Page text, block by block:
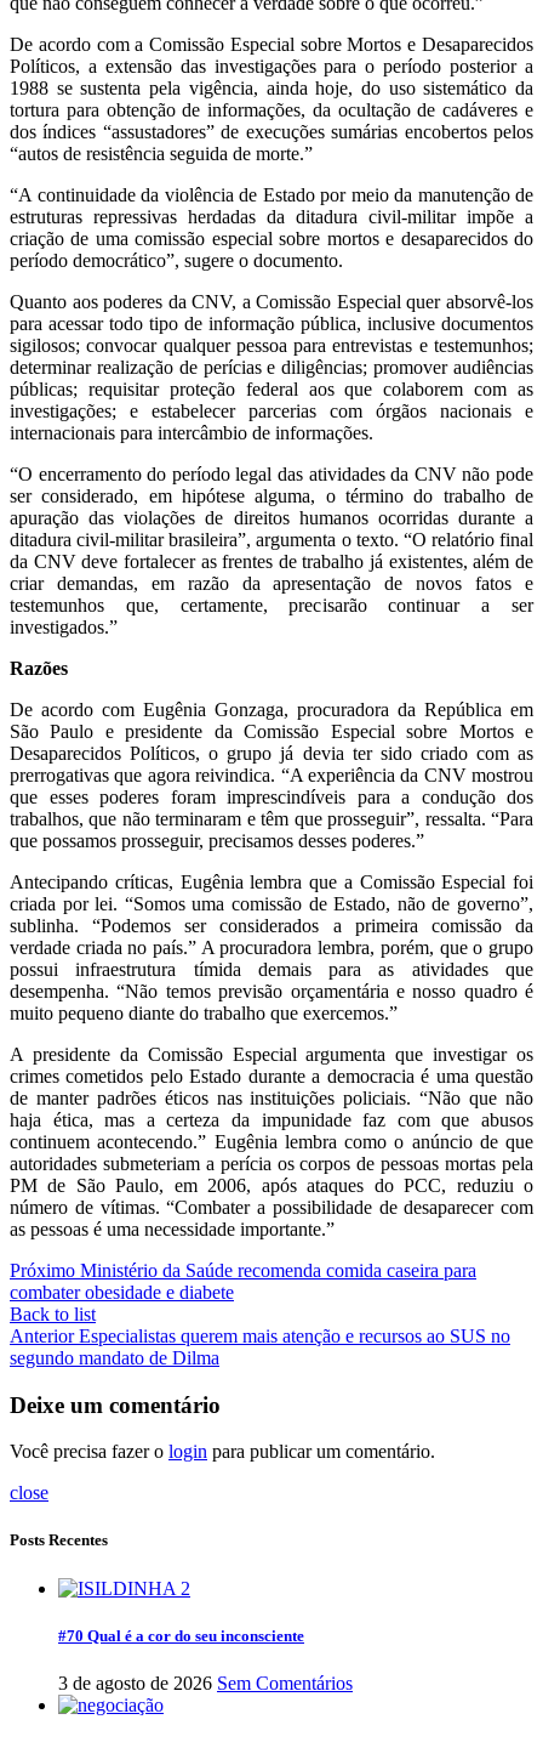
De acordo com a Comissão Especial sobre Mortos e Desaparecidos
Políticos, a extensão das investigações para o período posterior a
1988 se sustenta pela vigência, ainda hoje, do uso sistemático da
tortura para obtenção de informações, da ocultação de cadáveres e
dos índices “assustadores” de execuções sumárias encobertos pelos
“autos de resistência seguida de morte.”
“A continuidade da violência de Estado por meio da manutenção de
estruturas repressivas herdadas da ditadura civil-militar impõe a
criação de uma comissão especial sobre mortos e desaparecidos do
período democrático”, sugere o documento.
Quanto aos poderes da CNV, a Comissão Especial quer absorvê-los
para acessar todo tipo de informação pública, inclusive documentos
sigilosos; convocar qualquer pessoa para entrevistas e testemunhos;
determinar realização de perícias e diligências; promover audiências
públicas; requisitar proteção federal aos que colaborem com as
investigações; e estabelecer parcerias com órgãos nacionais e
internacionais para intercâmbio de informações.
“O encerramento do período legal das atividades da CNV não pode
ser considerado, em hipótese alguma, o término do trabalho de
apuração das violações de direitos humanos ocorridas durante a
ditadura civil-militar brasileira”, argumenta o texto. “O relatório final
da CNV deve fortalecer as frentes de trabalho já existentes, além de
criar demandas, em razão da apresentação de novos fatos e
testemunhos que, certamente, precisarão continuar a ser
investigados.”
Razões
De acordo com Eugênia Gonzaga, procuradora da República em
São Paulo e presidente da Comissão Especial sobre Mortos e
Desaparecidos Políticos, o grupo já devia ter sido criado com as
prerrogativas que agora reivindica. “A experiência da CNV mostrou
que esses poderes foram imprescindíveis para a condução dos
trabalhos, que não terminaram e têm que prosseguir”, ressalta. “Para
que possamos prosseguir, precisamos desses poderes.”
Antecipando críticas, Eugênia lembra que a Comissão Especial foi
criada por lei. “Somos uma comissão de Estado, não de governo”,
sublinha. “Podemos ser considerados a primeira comissão da
verdade criada no país.” A procuradora lembra, porém, que o grupo
possui infraestrutura tímida demais para as atividades que
desempenha. “Não temos previsão orçamentária e nosso quadro é
muito pequeno diante do trabalho que exercemos.”
A presidente da Comissão Especial argumenta que investigar os
crimes cometidos pelo Estado durante a democracia é uma questão
de manter padrões éticos nas instituições policiais. “Não que não
haja ética, mas a certeza da impunidade faz com que abusos
continuem acontecendo.” Eugênia lembra como o anúncio de que
autoridades submeteriam a perícia os corpos de pessoas mortas pela
PM de São Paulo, em 2006, após ataques do PCC, reduziu o
número de vítimas. “Combater a possibilidade de desaparecer com
as pessoas é uma necessidade importante.”
Próximo Ministério da Saúde recomenda comida caseira para
combater obesidade e diabete
Back to list
Anterior Especialistas querem mais atenção e recursos ao SUS no
segundo mandato de Dilma
Deixe um comentário
Você precisa fazer o login para publicar um comentário.
close
Posts Recentes
#70 Qual é a cor do seu inconsciente
3 de agosto de 2026 Sem Comentários